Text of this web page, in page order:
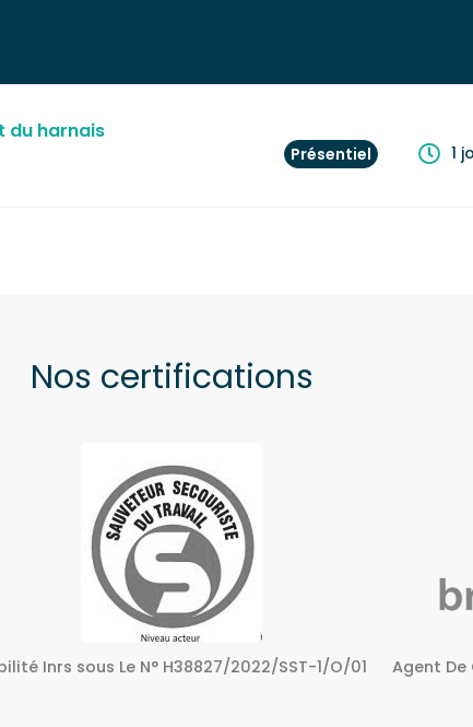
du harnais
Présentiel 1
Nos certifications
De Certification sous Le N° 72240158724 Centre